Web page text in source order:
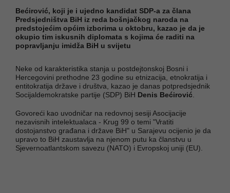
Bećirović, koji je i ujedno kandidat SDP-a za člana
Predsjedništva BiH iz reda bošnjačkog naroda na
predstojećim općim izborima u oktobru, kazao je da je
okupio tim iskusnih diplomata s kojima će raditi na
popravljanju imidža BiH u svijetu
Neke od karakteristika stanja u postdejtonskoj Bosni i
Hercegovini prethodne 23 godine su etnizacija, etnokratija i
entitokratija države i društva, kazao je danas potpredsjednik
Socijaldemokratske partije (SDP) BiH Denis Bećirović
Govoreći kao uvodničar na redovnoj sesiji Asocijacije
nezavisnih intelektualaca - Krug 99 o temi "Vratiti
dostojanstvo građana i države BiH" u Sarajevu ocijenio je da
upravo to BiH zaustavlja na njenom putu ka članstvu u
Sjevernoatlantskom savezu (NATO) i Evropskoj uniji (EU).